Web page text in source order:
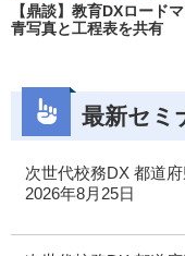
【鼎談】教育DXロード
青写真と工程表を共有
最新セミ
次世代校務DX 都道
2026年8月25日